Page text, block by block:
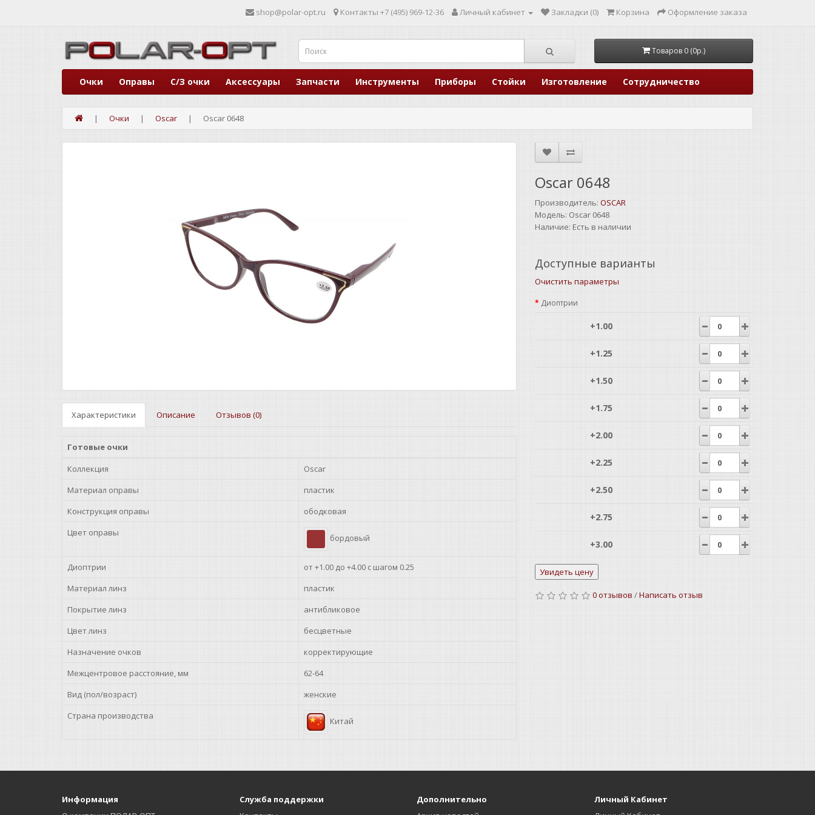
shop@polar-opt.ru Контакты +7 (495) 969-12-36 Личный кабинет Закладки (0) Корзина Оформление заказа
Товаров 0 (0р.)
Очки Оправы С/З очки Аксессуары Запчасти Инструменты Приборы Стойки Изготовление Сотрудничество
Очки Oscar Oscar 0648
Характеристики Описание Отзывов (0)
Готовые очки
Коллекция
Oscar
Материал оправы
пластик
Конструкция оправы
ободковая
Цвет оправы
бордовый
Диоптрии
от +1.00 до +4.00 с шагом 0.25
Материал линз
пластик
Покрытие линз
антибликовое
Цвет линз
бесцветные
Назначение очков
корректирующие
Межцентровое расстояние, мм
62-64
Вид (пол/возраст)
женские
Страна производства
Китай
Oscar 0648
Производитель: OSCAR
Модель: Oscar 0648
Наличие: Есть в наличии
Доступные варианты
Очистить параметры
Диоптрии
+1.00
+1.25
+1.50
+1.75
+2.00
+2.25
+2.50
+2.75
+3.00
+3.25
+3.50
0 отзывов /Написать отзыв
Информация
Служба поддержки
Дополнительно
Личный Кабинет